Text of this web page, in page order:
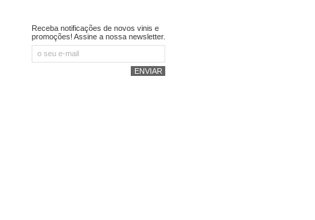
Receba notificações de novos vinis e
promoções! Assine a nossa newsletter.